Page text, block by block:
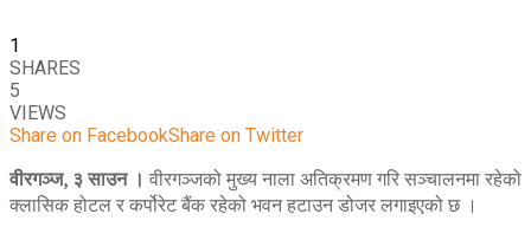
1
SHARES
5
VIEWS
Share on FacebookShare on Twitter
वीरगञ्ज, ३ साउन । वीरगञ्जको मुख्य नाला अतिक्रमण गरि सञ्चालनमा रहेको
क्लासिक होटल र कर्पोरेट बैंक रहेको भवन हटाउन डोजर लगाइएको छ ।